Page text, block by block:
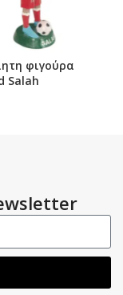
φιγούρα
Salah